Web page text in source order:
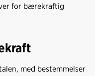
for bærekraftig
med bestemmelser